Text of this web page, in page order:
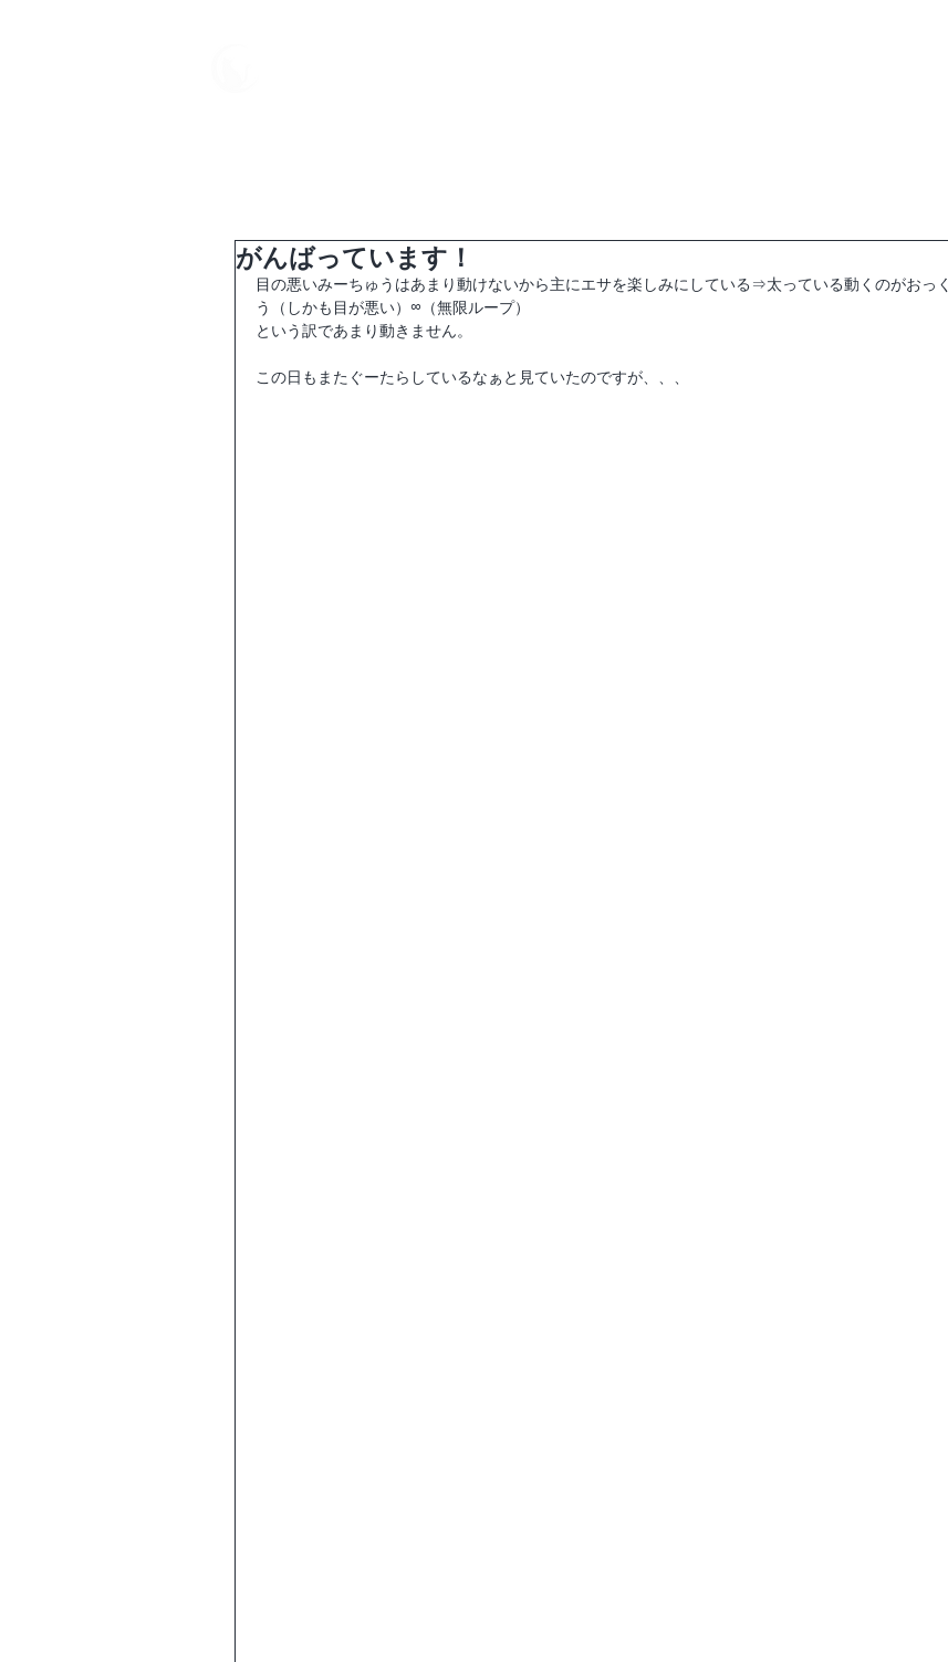
がんばっています！
目の悪いみーちゅうはあまり動けないから主にエサを楽しみにしている⇒太っている動くのがおっく
う（しかも目が悪い）∞（無限ループ）
という訳であまり動きません。
この日もまたぐーたらしているなぁと見ていたのですが、、、